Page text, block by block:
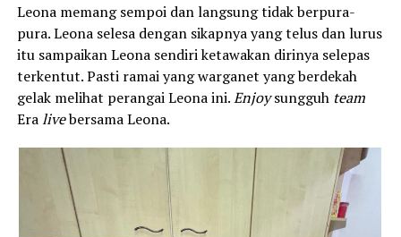
Leona memang sempoi dan langsung tidak berpura-
pura. Leona selesa dengan sikapnya yang telus dan lurus
itu sampaikan Leona sendiri ketawakan dirinya selepas
terkentut. Pasti ramai yang warganet yang berdekah
gelak melihat perangai Leona ini.Enjoysungguh team
Eralivebersama Leona.